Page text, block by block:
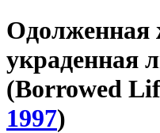
Одолженная
украденная
(Borrowed
1997)